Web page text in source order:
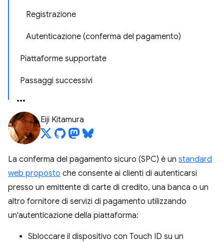
Registrazione
Autenticazione (conferma del pagamento)
Piattaforme supportate
Passaggi successivi
Eiji Kitamura
La conferma del pagamento sicuro (SPC) è un standard
web proposto che consente ai clienti di autenticarsi
presso un emittente di carte di credito, una banca o un
altro fornitore di servizi di pagamento utilizzando
un'autenticazione della piattaforma:
Sbloccare il dispositivo con Touch ID su un